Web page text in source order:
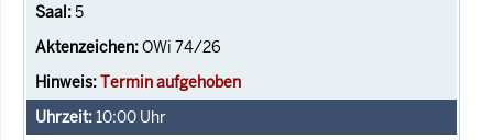
5
OWi 74/26
Termin aufgehoben
10:00 Uhr